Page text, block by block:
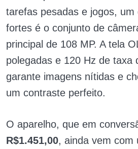
tarefas pesadas e jogos,
fortes é o conjunto de
principal de 108 MP. A tela
polegadas e 120 Hz de taxa
garante imagens nítidas e
um contraste perfeito.
O aparelho, que em
R$1.451,00, ainda vem com